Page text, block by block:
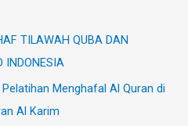
TILAWAH QUBA DAN
INDONESIA
Menghafal Al Quran di
Al Karim